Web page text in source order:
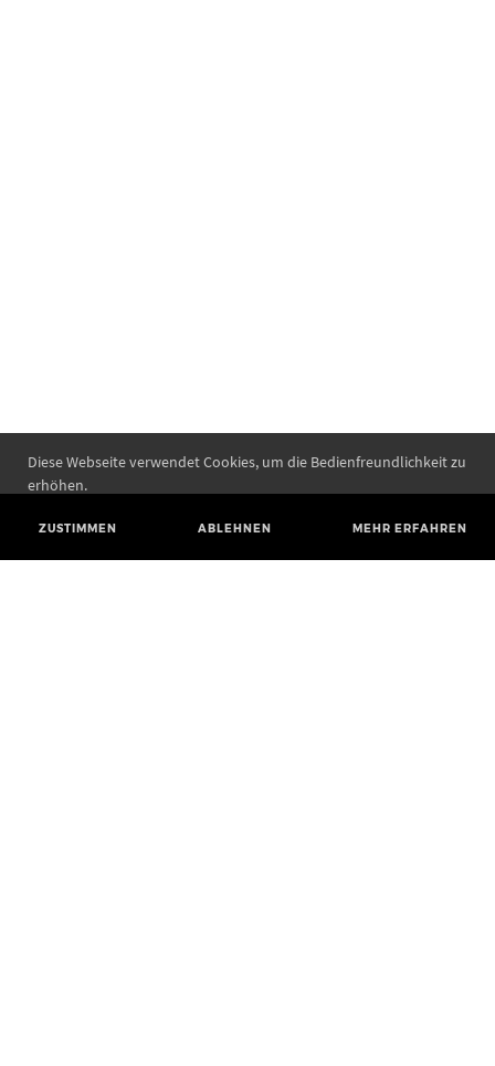
Diese Webseite verwendet Cookies, um die Bedienfreundlichkeit zu
erhöhen.
ZUSTIMMEN ABLEHNEN MEHR ERFAHREN